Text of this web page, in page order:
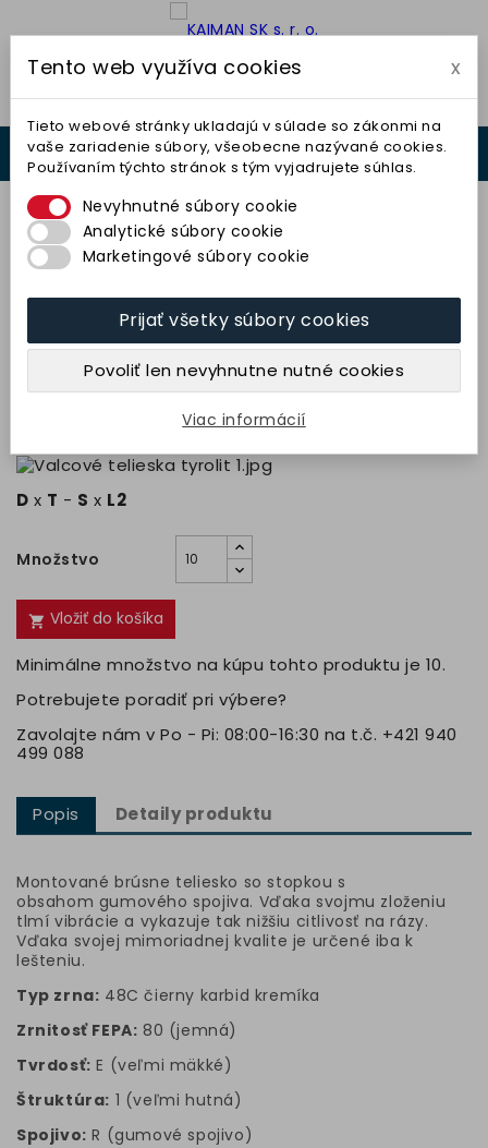
 

Teliesko valcové 30x30-6x40
(48C80E1R20) TYROLIT
9,56 € bez DPH 11,76 € s DPH
D x T - S x L2
Množstvo
 Vložiť do košíka
Minimálne množstvo na kúpu tohto produktu je 10.
Potrebujete poradiť pri výbere?
Zavolajte nám v Po - Pi: 08:00-16:30 na t.č. +421 940
499 088
Popis Detaily produktu
Montované brúsne teliesko so stopkou s
obsahom gumového spojiva. Vďaka svojmu zloženiu
tlmí vibrácie a vykazuje tak nižšiu citlivosť na rázy.
Vďaka svojej mimoriadnej kvalite je určené iba k
lešteniu.
Typ zrna: 48C čierny karbid kremíka
Zrnitosť FEPA: 80 (jemná)
Tvrdosť: E (veľmi mäkké)
Štruktúra: 1 (veľmi hutná)
Spojivo: R (gumové spojivo)
Tento web využíva cookies x
Tieto webové stránky ukladajú v súlade so zákonmi na
vaše zariadenie súbory, všeobecne nazývané cookies.
Používaním týchto stránok s tým vyjadrujete súhlas.
Nevyhnutné súbory cookie
Analytické súbory cookie
Marketingové súbory cookie
Prijať všetky súbory cookies
Povoliť len nevyhnutne nutné cookies
Viac informácií